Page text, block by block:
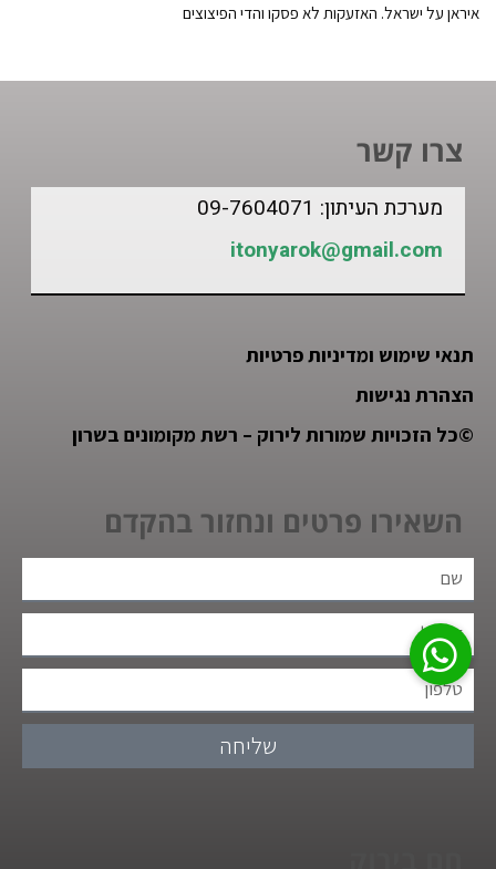
איראן על ישראל. האזעקות לא פסקו והדי הפיצוצים
צרו קשר
מערכת העיתון: 09-7604071
itonyarok@gmail.com
תנאי שימוש ומדיניות פרטיות
הצהרת נגישות
©כל הזכויות שמורות לירוק – רשת מקומונים בשרון
השאירו פרטים ונחזור בהקדם
שליחה